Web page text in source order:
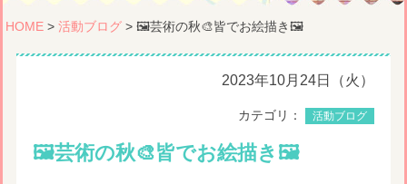
HOME> 活動ブログ> 🖼️芸術の秋🎨皆でお絵描き🖼️
2023年10月24日（火）
カテゴリ： 活動ブログ
🖼️芸術の秋🎨皆でお絵描き🖼️